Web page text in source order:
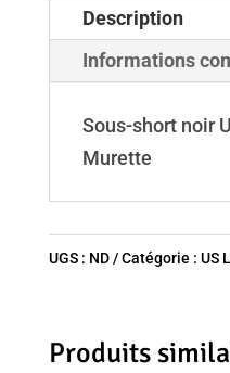
short
noir
Uhlsport
Murette
Description
Informations
Sous-short noir
Murette
UGS : ND Catégorie : US
Produits